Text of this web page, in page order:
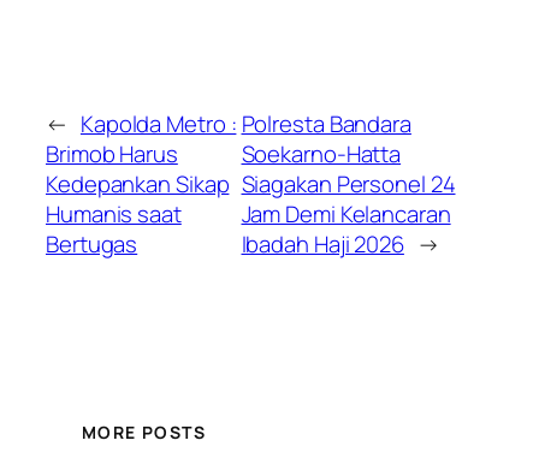
← Kapolda Metro :
Brimob Harus
Kedepankan Sikap
Humanis saat
Bertugas
Polresta Bandara
Soekarno-Hatta
Siagakan Personel 24
Jam Demi Kelancaran
Ibadah Haji 2026 →
MORE POSTS